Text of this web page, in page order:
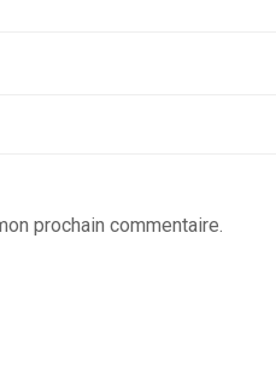
prochain commentaire.